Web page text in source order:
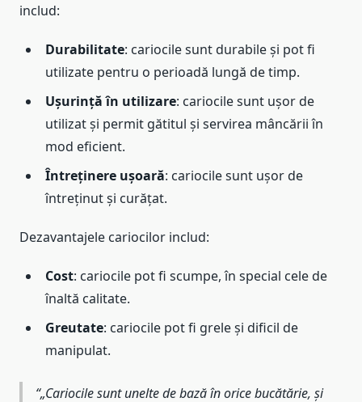
includ:
Durabilitate: cariocile sunt durabile și pot fi
utilizate pentru o perioadă lungă de timp.
Ușurință în utilizare: cariocile sunt ușor de
utilizat și permit gătitul și servirea mâncării în
mod eficient.
Întreținere ușoară: cariocile sunt ușor de
întreținut și curățat.
Dezavantajele cariocilor includ:
Cost: cariocile pot fi scumpe, în special cele de
înaltă calitate.
Greutate: cariocile pot fi grele și dificil de
manipulat.
„Cariocile sunt unelte de bază în orice bucătărie, și